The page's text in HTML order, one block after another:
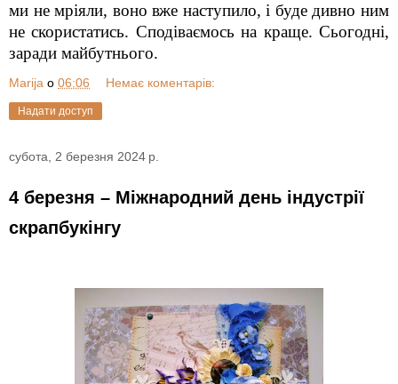
ми не мріяли, воно вже наступило, і буде дивно ним
не скористатись. Сподіваємось на краще. Сьогодні,
заради майбутнього.
Marija о 06:06 Немає коментарів:
Надати доступ
субота, 2 березня 2024 р.
4 березня – Міжнародний день індустрії
скрапбукінгу